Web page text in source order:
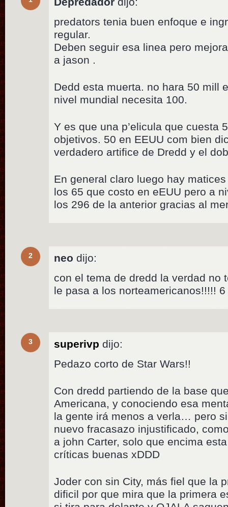
predators tenia buen enfoque e
regular.
Deben seguir esa linea pero
a jason .
Dedd esta muerta. no hara 50 mill
nivel mundial necesita 100.
Y es que una p’elicula que cuesta
objetivos. 50 en EEUU com bien
verdadero artifice de Dredd y el
En general claro luego hay
los 65 que costo en eEUU pero a
los 296 de la anterior gracias al
2 neo dijo:
con el tema de dredd la verdad no
le pasa a los norteamericanos!!!!!
3 superivp dijo:
Pedazo corto de Star Wars!!
Con dredd partiendo de la base
Americana, y conociendo esa
la gente irá menos a verla… pero
nuevo fracasazo injustificado,
a john Carter, solo que encima
críticas buenas xDDD
Joder con sin City, más fiel que la
dificil por que mira que la primera